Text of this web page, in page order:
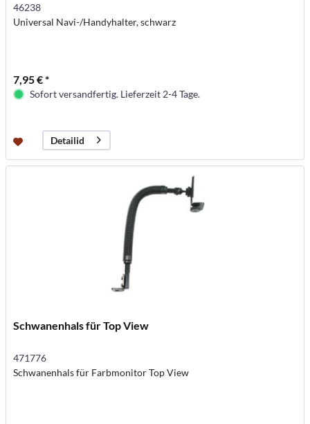
46238
Universal Navi-/Handyhalter, schwarz
7,95 € *
Sofort versandfertig. Lieferzeit 2-4 Tage.
Detailid
Schwanenhals für Top View
471776
Schwanenhals für Farbmonitor Top View